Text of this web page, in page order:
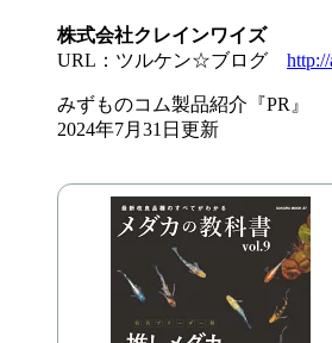
株式会社クレインワイズ
URL：ツルケン☆ブログ
みずものコム製品紹介『PR』
2024年7月31日更新